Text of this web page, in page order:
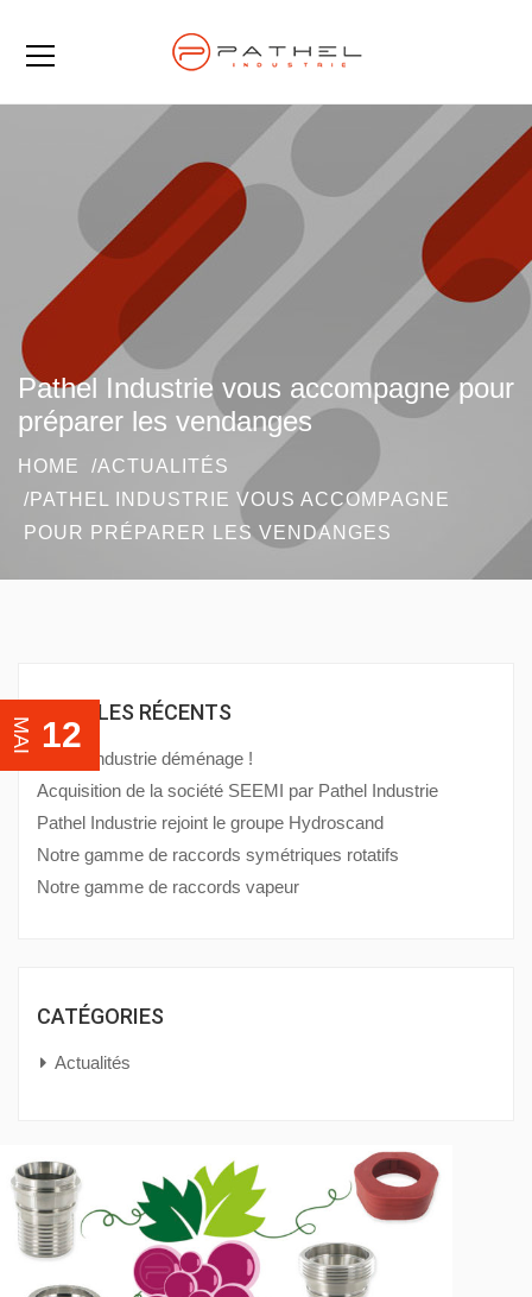
Pathel Industrie vous accompagne pour
préparer les vendanges
HOME
ACTUALITÉS
PATHEL INDUSTRIE VOUS ACCOMPAGNE
POUR PRÉPARER LES VENDANGES
ARTICLES RÉCENTS
Pathel Industrie déménage !
Acquisition de la société SEEMI par Pathel Industrie
Pathel Industrie rejoint le groupe Hydroscand
Notre gamme de raccords symétriques rotatifs
Notre gamme de raccords vapeur
CATÉGORIES
Actualités
12
MAI